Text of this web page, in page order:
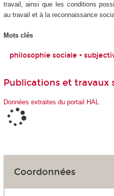
travail, ainsi que les conditions
au travail et à la reconnaissance
Mots clés
philosophie sociale •
Publications et travaux
Données extraites du portail HAL
Coordonnées